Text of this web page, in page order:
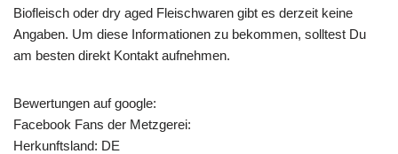
Biofleisch oder dry aged Fleischwaren gibt es derzeit keine
Angaben. Um diese Informationen zu bekommen, solltest Du
am besten direkt Kontakt aufnehmen.
Bewertungen auf google:
Facebook Fans der Metzgerei:
Herkunftsland: DE